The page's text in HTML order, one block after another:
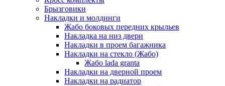
Брызговики
Накладки и молдинги
Жабо боковых передних крыльев
Накладка на низ двери
Накладки в проем багажника
Накладки на стекло (Жабо)
Жабо lada granta
Накладки на дверной проем
Накладки на радиатор